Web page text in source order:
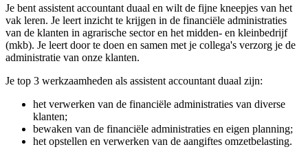
Je bent assistent accountant duaal en wilt de fijne kneepjes van het
vak leren. Je leert inzicht te krijgen in de financiële administraties
van de klanten in agrarische sector en het midden- en kleinbedrijf
(mkb). Je leert door te doen en samen met je collega's verzorg je de
administratie van onze klanten.
Je top 3 werkzaamheden als assistent accountant duaal zijn:
het verwerken van de financiële administraties van diverse
klanten;
bewaken van de financiële administraties en eigen planning;
het opstellen en verwerken van de aangiftes omzetbelasting.